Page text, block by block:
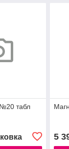
табл
5